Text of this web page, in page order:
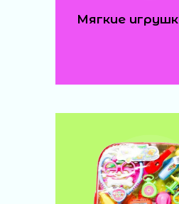
Мягкие